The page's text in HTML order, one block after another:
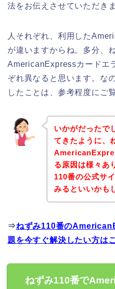
法をお伝えさせていただき
人それぞれ、利用した
が違いますからね。多分、
AmericanExpressカードエ
ぞれ異なると思います。な
したことは、参考程度にご
いかがだったで
てきたように、
る原因は様々あ
110番の公式サ
みるといいかも
⇒ねずみ110番の
題を今すぐ解決したい方は
ねずみ110番で